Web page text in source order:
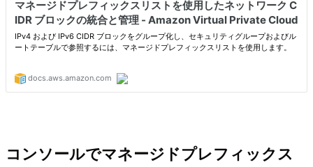
コンソールでマネージドプレフィックス